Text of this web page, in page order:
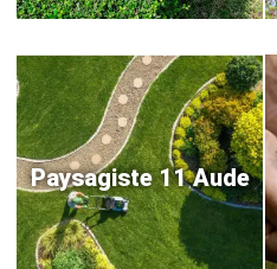
Paysagiste 11 Aude